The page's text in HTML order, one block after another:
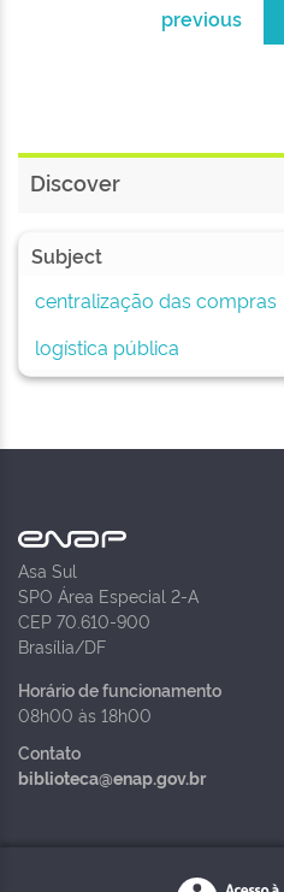
previous
Discover
Subject
centralização das compras
logística pública
Asa Sul
SPO Área Especial 2-A
CEP 70.610-900
Brasília/DF
Horário de funcionamento
08h00 às 18h00
Contato
biblioteca@enap.gov.br